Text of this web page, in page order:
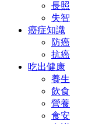
長照
失智
癌症知識
防癌
抗癌
吃出健康
養生
飲食
營養
食安